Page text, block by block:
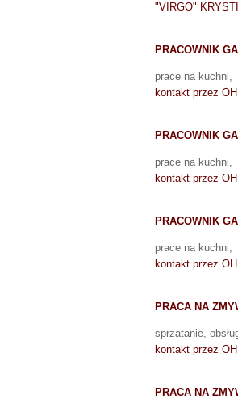
"VIRGO"
PRACOWNIK
prace na kuchni,
kontakt przez
PRACOWNIK
prace na kuchni,
kontakt przez
PRACOWNIK
prace na kuchni,
kontakt przez
PRACA NA
sprzatanie,
kontakt przez
PRACA NA